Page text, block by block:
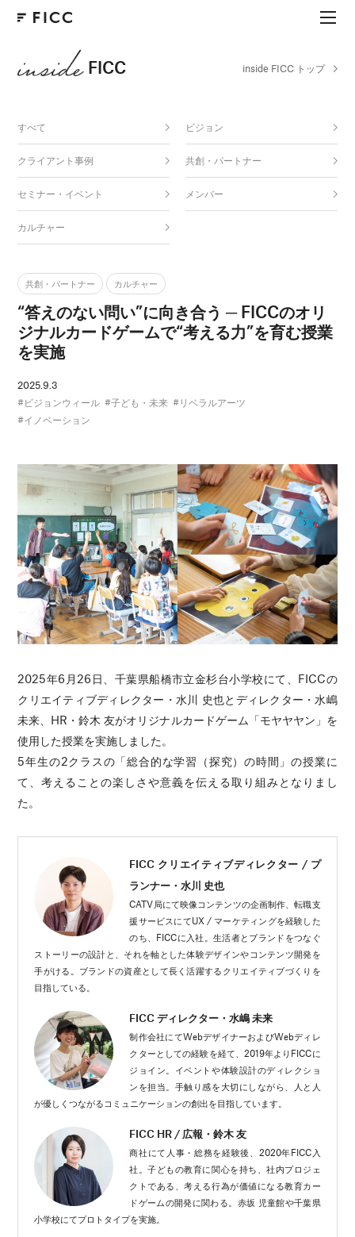
FICC inside FICC トップ
すべて ビジョン
クライアント事例 共創・パートナー
セミナー・イベント メンバー
カルチャー
共創・パートナー カルチャー
“答えのない問い”に向き合う ─ FICCのオリ
ジナルカードゲームで“考える力”を育む授業
を実施
2025.9.3
ビジョンウィール
子ども・未来
リベラルアーツ
イノベーション
2025年6月26日、千葉県船橋市立金杉台小学校にて、FICCの
クリエイティブディレクター・水川 史也とディレクター・水嶋
未来、HR・鈴木 友がオリジナルカードゲーム「モヤヤヤン」を
使用した授業を実施しました。
5年生の2クラスの「総合的な学習（探究）の時間」の授業に
て、考えることの楽しさや意義を伝える取り組みとなりまし
た。
FICC クリエイティブディレクター / プ
ランナー・水川 史也
CATV局にて映像コンテンツの企画制作、転職支
援サービスにてUX / マーケティングを経験した
のち、FICCに入社。生活者とブランドをつなぐ
ストーリーの設計と、それを軸とした体験デザインやコンテンツ開発を
手がける。ブランドの資産として長く活躍するクリエイティブづくりを
目指している。
FICC ディレクター・水嶋 未来
制作会社にてWebデザイナーおよびWebディレ
クターとしての経験を経て、2019年よりFICCに
ジョイン。イベントや体験設計のディレクショ
ンを担当。手触り感を大切にしながら、人と人
が優しくつながるコミュニケーションの創出を目指しています。
FICC HR / 広報・鈴木 友
商社にて人事・総務を経験後、2020年FICC入
社。子どもの教育に関心を持ち、社内プロジェ
クトである、考える行為が価値になる教育カー
ドゲームの開発に関わる。赤坂 児童館や千葉県
小学校にてプロトタイプを実施。